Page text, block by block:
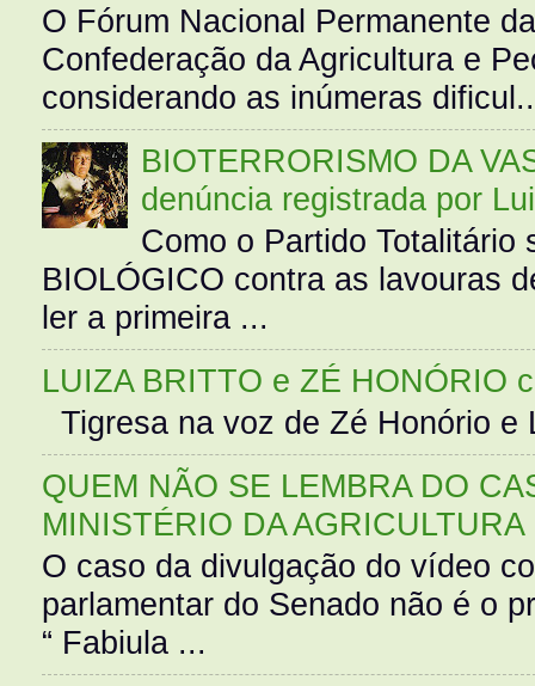
O Fórum Nacional Permanente
Confederação da Agricultura e
considerando as inúmeras
BIOTERRORISMO DA
denúncia registrada por
Como o Partido Totalitário
BIOLÓGICO contra as lavouras
ler a primeira ...
LUIZA BRITTO e ZÉ HONÓRIO
Tigresa na voz de Zé Honório
QUEM NÃO SE LEMBRA DO
MINISTÉRIO DA AGRICULTURA
O caso da divulgação do vídeo
parlamentar do Senado não é o
“ Fabiula ...